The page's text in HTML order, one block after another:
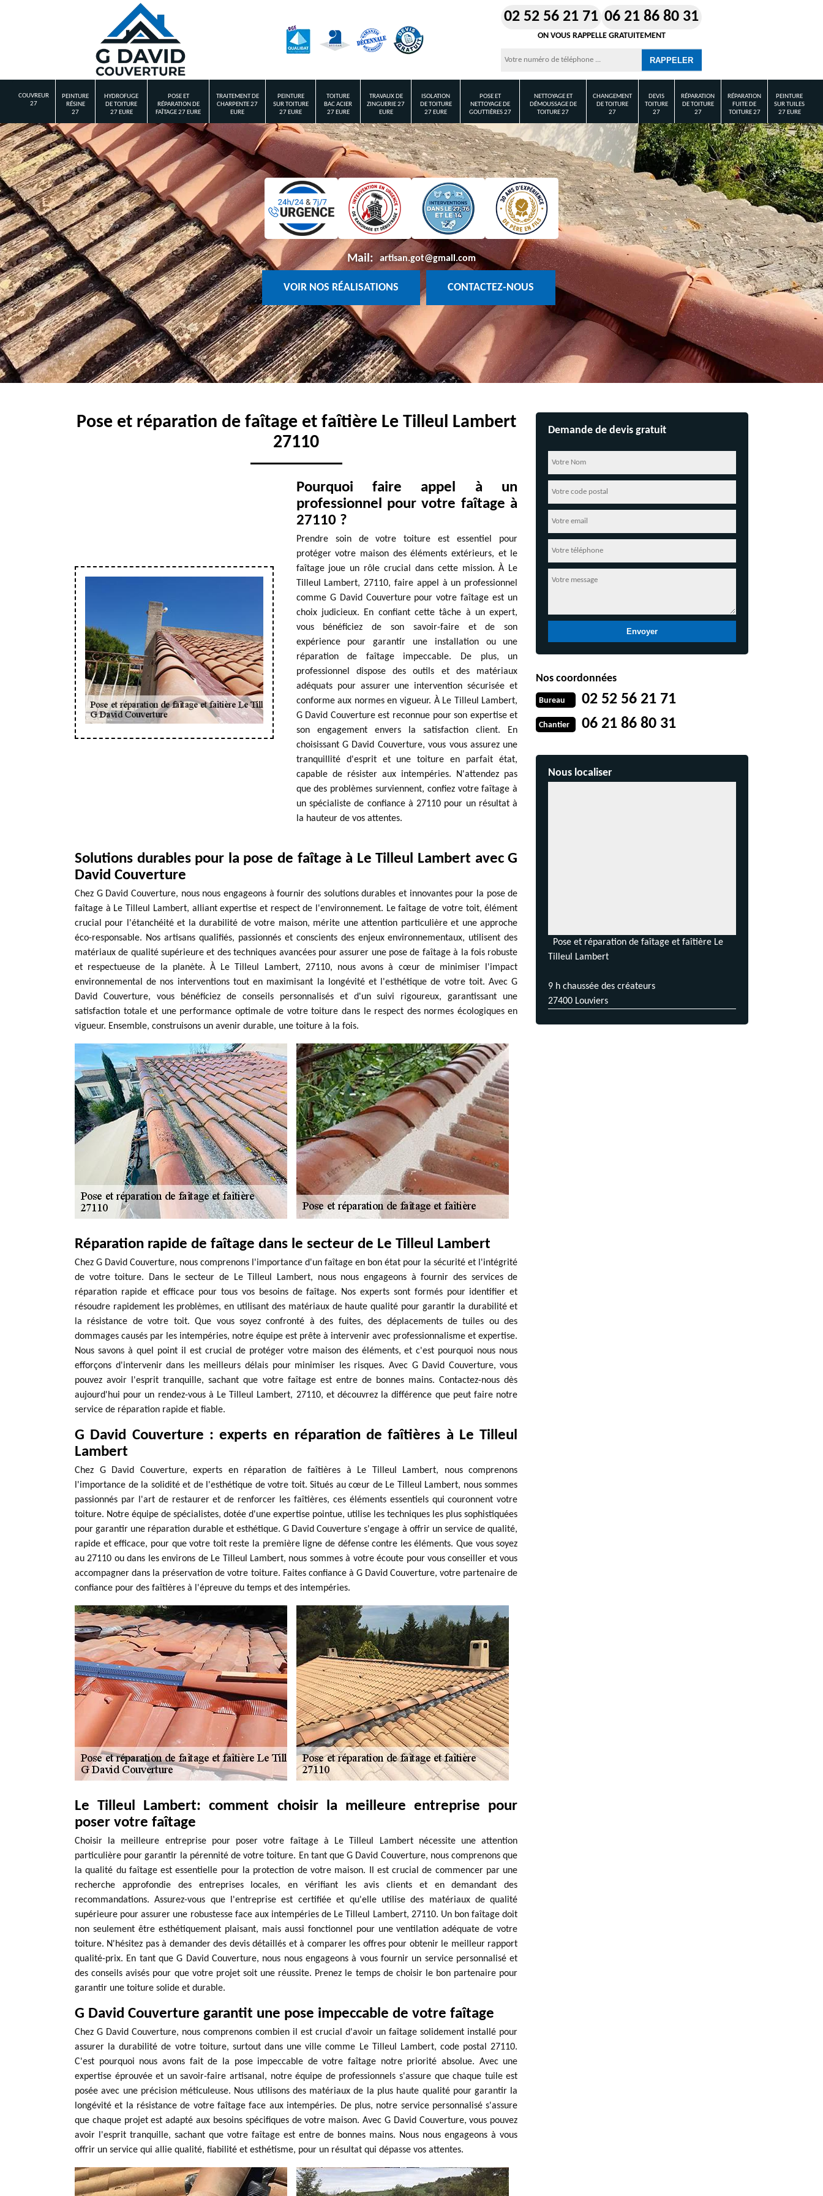
02 52 56 21 71 06 21 86 80 31
ON VOUS RAPPELLE GRATUITEMENT
COUVREUR
27
PEINTURE
RÉSINE
27
HYDROFUGE
DE TOITURE
27 EURE
POSE ET
RÉPARATION DE
FAÎTAGE 27 EURE
TRAITEMENT DE
CHARPENTE 27
EURE
PEINTURE
SUR TOITURE
27 EURE
TOITURE
BAC ACIER
27 EURE
TRAVAUX DE
ZINGUERIE 27
EURE
ISOLATION
DE TOITURE
27 EURE
POSE ET
NETTOYAGE DE
GOUTTIÈRES 27
NETTOYAGE ET
DÉMOUSSAGE DE
TOITURE 27
CHANGEMENT
DE TOITURE
27
DEVIS
TOITURE
27
RÉPARATION
DE TOITURE
27
RÉPARATION
FUITE DE
TOITURE 27
PEINTURE
SUR TUILES
27 EURE
Mail: artisan.got@gmail.com
VOIR NOS RÉALISATIONS CONTACTEZ-NOUS
Pose et réparation de faîtage et faîtière Le Tilleul Lambert
27110
Pourquoi faire appel à un
professionnel pour votre faîtage à
27110 ?
Prendre soin de votre toiture est essentiel pour
protéger votre maison des éléments extérieurs, et le
faîtage joue un rôle crucial dans cette mission. À Le
Tilleul Lambert, 27110, faire appel à un professionnel
comme G David Couverture pour votre faîtage est un
choix judicieux. En confiant cette tâche à un expert,
vous bénéficiez de son savoir-faire et de son
expérience pour garantir une installation ou une
réparation de faîtage impeccable. De plus, un
professionnel dispose des outils et des matériaux
adéquats pour assurer une intervention sécurisée et
conforme aux normes en vigueur. À Le Tilleul Lambert,
G David Couverture est reconnue pour son expertise et
son engagement envers la satisfaction client. En
choisissant G David Couverture, vous vous assurez une
tranquillité d'esprit et une toiture en parfait état,
capable de résister aux intempéries. N'attendez pas
que des problèmes surviennent, confiez votre faîtage à
un spécialiste de confiance à 27110 pour un résultat à
la hauteur de vos attentes.
Solutions durables pour la pose de faîtage à Le Tilleul Lambert avec G
David Couverture
Chez G David Couverture, nous nous engageons à fournir des solutions durables et innovantes pour la pose de
faîtage à Le Tilleul Lambert, alliant expertise et respect de l'environnement. Le faîtage de votre toit, élément
crucial pour l'étanchéité et la durabilité de votre maison, mérite une attention particulière et une approche
éco-responsable. Nos artisans qualifiés, passionnés et conscients des enjeux environnementaux, utilisent des
matériaux de qualité supérieure et des techniques avancées pour assurer une pose de faîtage à la fois robuste
et respectueuse de la planète. À Le Tilleul Lambert, 27110, nous avons à cœur de minimiser l'impact
environnemental de nos interventions tout en maximisant la longévité et l'esthétique de votre toit. Avec G
David Couverture, vous bénéficiez de conseils personnalisés et d'un suivi rigoureux, garantissant une
satisfaction totale et une performance optimale de votre toiture dans le respect des normes écologiques en
vigueur. Ensemble, construisons un avenir durable, une toiture à la fois.
Réparation rapide de faîtage dans le secteur de Le Tilleul Lambert
Chez G David Couverture, nous comprenons l'importance d'un faîtage en bon état pour la sécurité et l'intégrité
de votre toiture. Dans le secteur de Le Tilleul Lambert, nous nous engageons à fournir des services de
réparation rapide et efficace pour tous vos besoins de faîtage. Nos experts sont formés pour identifier et
résoudre rapidement les problèmes, en utilisant des matériaux de haute qualité pour garantir la durabilité et
la résistance de votre toit. Que vous soyez confronté à des fuites, des déplacements de tuiles ou des
dommages causés par les intempéries, notre équipe est prête à intervenir avec professionnalisme et expertise.
Nous savons à quel point il est crucial de protéger votre maison des éléments, et c'est pourquoi nous nous
efforçons d'intervenir dans les meilleurs délais pour minimiser les risques. Avec G David Couverture, vous
pouvez avoir l'esprit tranquille, sachant que votre faîtage est entre de bonnes mains. Contactez-nous dès
aujourd'hui pour un rendez-vous à Le Tilleul Lambert, 27110, et découvrez la différence que peut faire notre
service de réparation rapide et fiable.
G David Couverture : experts en réparation de faîtières à Le Tilleul
Lambert
Chez G David Couverture, experts en réparation de faîtières à Le Tilleul Lambert, nous comprenons
l'importance de la solidité et de l'esthétique de votre toit. Situés au cœur de Le Tilleul Lambert, nous sommes
passionnés par l'art de restaurer et de renforcer les faîtières, ces éléments essentiels qui couronnent votre
toiture. Notre équipe de spécialistes, dotée d'une expertise pointue, utilise les techniques les plus sophistiquées
pour garantir une réparation durable et esthétique. G David Couverture s'engage à offrir un service de qualité,
rapide et efficace, pour que votre toit reste la première ligne de défense contre les éléments. Que vous soyez
au 27110 ou dans les environs de Le Tilleul Lambert, nous sommes à votre écoute pour vous conseiller et vous
accompagner dans la préservation de votre toiture. Faites confiance à G David Couverture, votre partenaire de
confiance pour des faîtières à l'épreuve du temps et des intempéries.
Le Tilleul Lambert: comment choisir la meilleure entreprise pour
poser votre faîtage
Choisir la meilleure entreprise pour poser votre faîtage à Le Tilleul Lambert nécessite une attention
particulière pour garantir la pérennité de votre toiture. En tant que G David Couverture, nous comprenons que
la qualité du faîtage est essentielle pour la protection de votre maison. Il est crucial de commencer par une
recherche approfondie des entreprises locales, en vérifiant les avis clients et en demandant des
recommandations. Assurez-vous que l'entreprise est certifiée et qu'elle utilise des matériaux de qualité
supérieure pour assurer une robustesse face aux intempéries de Le Tilleul Lambert, 27110. Un bon faîtage doit
non seulement être esthétiquement plaisant, mais aussi fonctionnel pour une ventilation adéquate de votre
toiture. N'hésitez pas à demander des devis détaillés et à comparer les offres pour obtenir le meilleur rapport
qualité-prix. En tant que G David Couverture, nous nous engageons à vous fournir un service personnalisé et
des conseils avisés pour que votre projet soit une réussite. Prenez le temps de choisir le bon partenaire pour
garantir une toiture solide et durable.
G David Couverture garantit une pose impeccable de votre faîtage
Chez G David Couverture, nous comprenons combien il est crucial d'avoir un faîtage solidement installé pour
assurer la durabilité de votre toiture, surtout dans une ville comme Le Tilleul Lambert, code postal 27110.
C'est pourquoi nous avons fait de la pose impeccable de votre faîtage notre priorité absolue. Avec une
expertise éprouvée et un savoir-faire artisanal, notre équipe de professionnels s'assure que chaque tuile est
posée avec une précision méticuleuse. Nous utilisons des matériaux de la plus haute qualité pour garantir la
longévité et la résistance de votre faîtage face aux intempéries. De plus, notre service personnalisé s'assure
que chaque projet est adapté aux besoins spécifiques de votre maison. Avec G David Couverture, vous pouvez
avoir l'esprit tranquille, sachant que votre faîtage est entre de bonnes mains. Nous nous engageons à vous
offrir un service qui allie qualité, fiabilité et esthétisme, pour un résultat qui dépasse vos attentes.
Demande de devis gratuit
Nos coordonnées
Bureau 02 52 56 21 71
Chantier 06 21 86 80 31
Nous localiser
Pose et réparation de faîtage et faîtière Le
Tilleul Lambert
9 h chaussée des créateurs
27400 Louviers